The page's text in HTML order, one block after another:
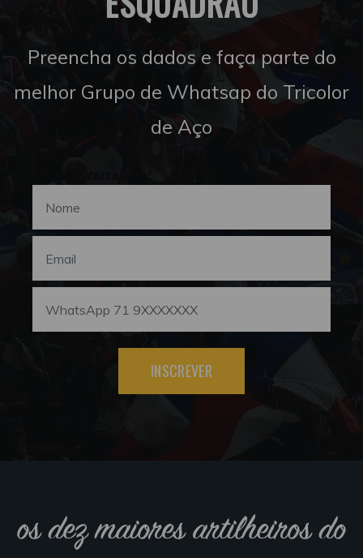
Preencha os dados e faça parte do
melhor Grupo de Whatsap do Tricolor
de Aço
INSCREVER
os dez maiores artilheiros do